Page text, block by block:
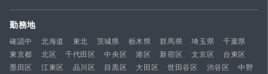
勤務地
確認中 北海道 東北 茨城県 栃木県 群馬県 埼玉県
千葉県
東京都
北区 千代田区 中央区 港区 新宿区 文京区
台東区
墨田区
江東区 品川区 目黒区 大田区 世田谷区 渋谷区
中野